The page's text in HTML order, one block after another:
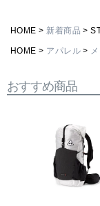
HOME 新着商品
HOME アパレル
おすすめ商品